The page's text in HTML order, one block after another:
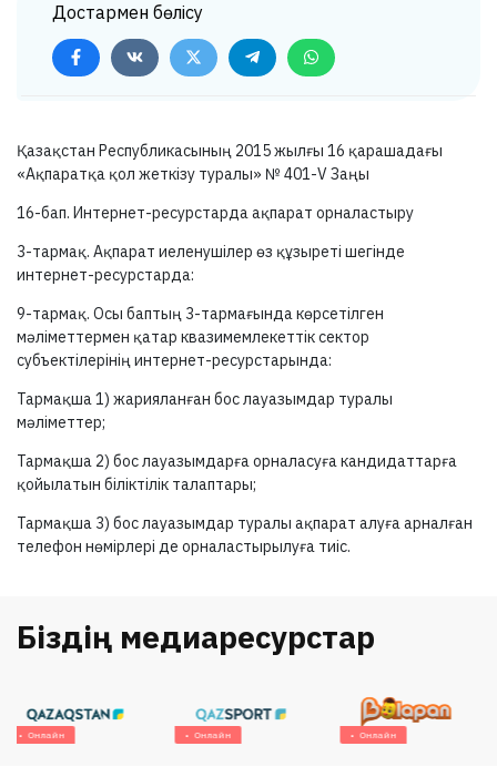
Достармен бөлісу
Қазақстан Республикасының 2015 жылғы 16 қарашадағы
«Ақпаратқа қол жеткізу туралы» № 401-V Заңы
16-бап. Интернет-ресурстарда ақпарат орналастыру
3-тармақ. Ақпарат иеленушілер өз құзыреті шегінде
интернет-ресурстарда:
9-тармақ. Осы баптың 3-тармағындакөрсетілген
мәліметтермен қатар квазимемлекеттік сектор
субъектілерінің интернет-ресурстарында:
Тармақша 1) жарияланған бос лауазымдар туралы
мәліметтер;
Тармақша 2) бос лауазымдарға орналасуға кандидаттарға
қойылатын біліктілік талаптары;
Тармақша 3) бос лауазымдар туралы ақпарат алуға арналған
телефон нөмірлері де орналастырылуға тиіс.
Біздің медиаресурстар
Онлайн